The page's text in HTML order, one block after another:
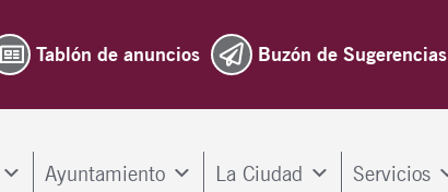
Tablón de anuncios Buzón de Sugerencias
Ayuntamiento La Ciudad Servicios